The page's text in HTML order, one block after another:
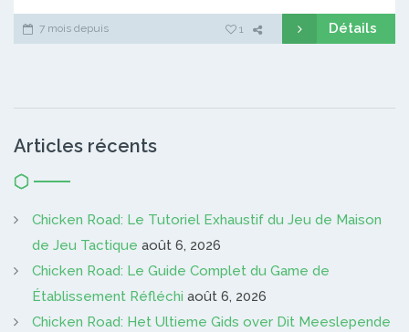
7 mois depuis 1 Détails
Articles récents
Chicken Road: Le Tutoriel Exhaustif du Jeu de Maison
de Jeu Tactique août 6, 2026
Chicken Road: Le Guide Complet du Game de
Établissement Réfléchi août 6, 2026
Chicken Road: Het Ultieme Gids over Dit Meeslepende